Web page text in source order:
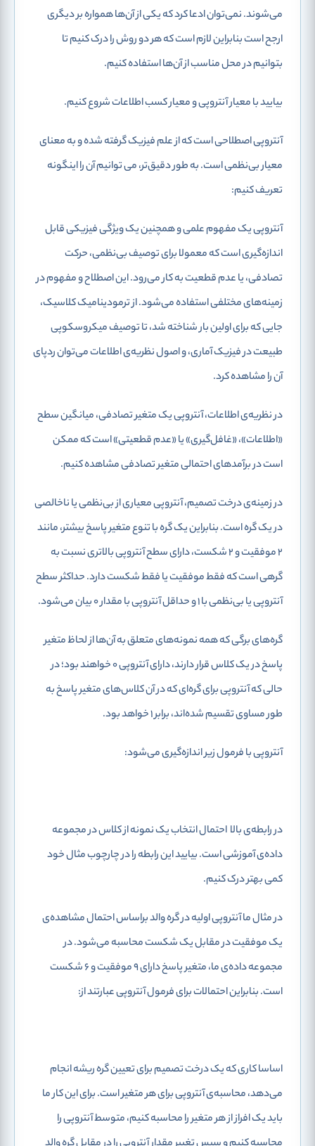
می‌شوند. نمی‌توان ادعا کرد که یکی از آن‌ها همواره بر دیگری
ارجح است بنابراین لازم است که هر دو روش را درک کنیم تا
بتوانیم در محل مناسب از آن‌ها استفاده کنیم.
بیایید با معیار آنتروپی و معیار کسب اطلاعات شروع کنیم.
آنتروپی اصطلاحی است که از علم فیزیک گرفته شده و به معنای
معیار بی‌نظمی است. به طور دقیق‌تر، می توانیم آن را اینگونه
تعریف کنیم:
آنتروپی یک مفهوم علمی و همچنین یک ویژگی فیزیکی قابل
اندازه‌گیری است که معمولا برای توصیف بی‌نظمی، حرکت
تصادفی، یا عدم قطعیت به کار می‌رود. این اصطلاح و مفهوم در
زمینه‌های مختلفی استفاده می‌شود. از ترمودینامیک کلاسیک،
جایی که برای اولین بار شناخته شد، تا توصیف میکروسکوپی
طبیعت در فیزیک آماری، و اصول نظریه‌ی اطلاعات می‌توان ردپای
آن را مشاهده کرد.
در نظریه‌ی اطلاعات، آنتروپی یک متغیر تصادفی، میانگین سطح
«اطلاعات»، «غافل‌گیری» یا «عدم قطعیتی» است که ممکن
است در برآمدهای احتمالی متغیر تصادفی مشاهده کنیم.
در زمینه‌ی درخت تصمیم، آنتروپی معیاری از بی‌نظمی یا ناخالصی
در یک گره است. بنابراین یک گره با تنوع متغیر پاسخ بیشتر، مانند
2 موفقیت و 2 شکست، دارای سطح آنتروپی بالاتری نسبت به
گرهی است که فقط موفقیت یا فقط شکست دارد. حداکثر سطح
آنتروپی یا بی‌نظمی با 1 و حداقل آنتروپی با مقدار 0 بیان می‌شود.
گره‌های برگی که همه نمونه‌های متعلق به آن‌ها از لحاظ متغیر
پاسخ در یک کلاس قرار دارند، دارای آنتروپی 0 خواهند بود؛ در
حالی که آنتروپی برای گره‌ای که در آن کلاس‌های متغیر پاسخ به
طور مساوی تقسیم شده‌اند، برابر 1 خواهد بود.
آنتروپی با فرمول زیر اندازه‌گیری می‌شود:
در رابطه‌ی بالا احتمال انتخاب یک نمونه از کلاسدر مجموعه
داده‌ی آموزشی است. بیایید این رابطه را در چارچوب مثال خود
کمی بهتر درک کنیم.
در مثال ما آنتروپی اولیه در گره والد براساس احتمال مشاهده‌ی
یک موفقیت در مقابل یک شکست محاسبه می‌شود. در
مجموعه داده‌ی ما، متغیر پاسخ دارای 9 موفقیت و 6 شکست
است. بنابراین احتمالات برای فرمول آنتروپی عبارتند از:
اساسا کاری که یک درخت تصمیم برای تعیین گره ریشه انجام
می‌دهد، محاسبه‌ی آنتروپی برای هر متغیر است. برای این کار ما
باید یک افراز از هر متغیر را محاسبه کنیم، متوسط آنتروپی ​​را